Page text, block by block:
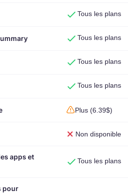
Tous les plans
Tous les plans
Tous les plans
Tous les plans
Plus (6.39$)
Non disponible
apps et
Tous les plans
pour